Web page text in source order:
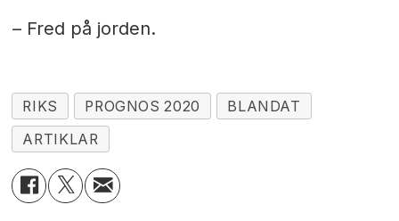
– Fred på jorden.
RIKS PROGNOS 2020
BLANDAT
ARTIKLAR